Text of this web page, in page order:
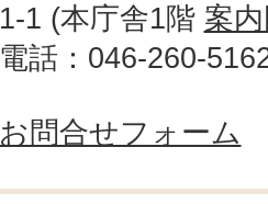
1-1 (本庁舎1階 案
電話：046-260-
お問合せフォーム